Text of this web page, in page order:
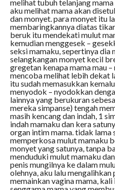
melihat tubuh telanjang
aku melihat mama akan
dan monyet. para monyet itu
membaringkannya diatas
beruk itu mendekati mulut
kemudian menggesek –
seksi mamaku, sepertinya dia
selangkangan monyet kecil
gregetan kenapa mama mau
mencoba melihat lebih dekat
itu sudah memasukkan
menyodok – nyodokkan
lainnya yang berukuran
mereka simpanse) tengah
masih kencang dan indah, 1
indah mamaku dan kera
organ intim mama. tidak lama
memperkosa mulut mamaku
monyet yang satunya, tanpa
menduduki mulut mamaku
penis mungilnya ke dalam
olehnya, aku lalu
memainkan vagina mama,